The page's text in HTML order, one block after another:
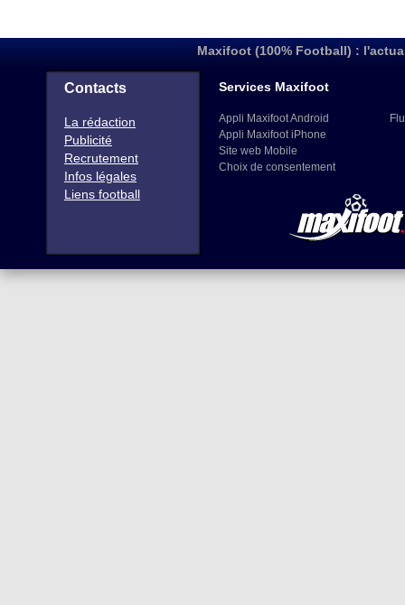
Maxifoot (100% Football) :
Contacts
La rédaction
Publicité
Recrutement
Infos légales
Liens football
Services Maxifoot
Appli Maxifoot Android
Appli Maxifoot iPhone
Site web Mobile
Choix de consentement